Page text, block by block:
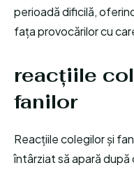
perioadă dificilă,
fața provocărilor cu
reacțiile
fanilor
Reacțiile colegilor și
întârziat să apară